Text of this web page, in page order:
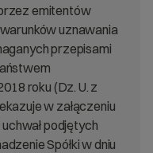
emitentów
uznawania
przepisami
roku (Dz. U. z
w załączeniu
podjętych
Spółki w dniu